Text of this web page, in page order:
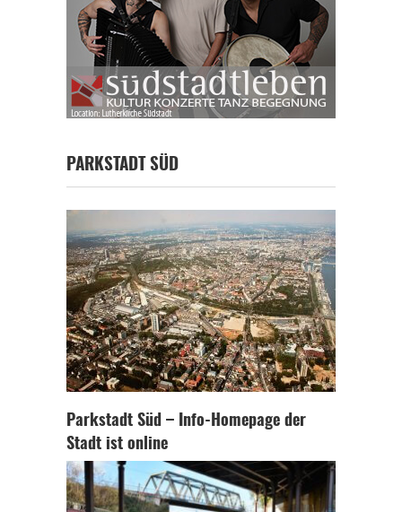
PARKSTADT SÜD
Parkstadt Süd – Info-Homepage der
Stadt ist online